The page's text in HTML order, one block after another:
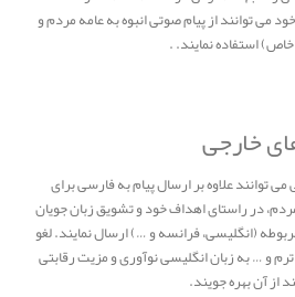
توانند از پیام صوتی انبوه به عامه مردم و
استفاده نمایند. .
خارجی
علاوه بر ارسال پیام به فارسی برای
در راستای اهداف خود و تشویق زبان جویان
(انگلیسی، فرانسه و …) ارسال نمایند. لغو
و … به زبان انگلیسی نوآوری و مزیت رقابتی
آن بهره جویند.